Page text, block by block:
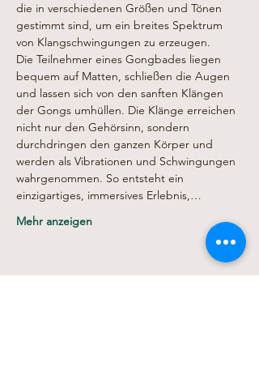
die in verschiedenen Größen und Tönen
gestimmt sind, um ein breites Spektrum
von Klangschwingungen zu erzeugen.
Die Teilnehmer eines Gongbades liegen
bequem auf Matten, schließen die Augen
und lassen sich von den sanften Klängen
der Gongs umhüllen. Die Klänge erreichen
nicht nur den Gehörsinn, sondern
durchdringen den ganzen Körper und
werden als Vibrationen und Schwingungen
wahrgenommen. So entsteht ein
einzigartiges, immersives Erlebnis,…
Mehr anzeigen